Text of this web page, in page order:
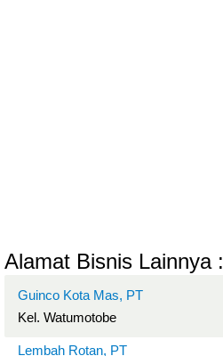
Alamat Bisnis Lainnya :
Guinco Kota Mas, PT
Kel. Watumotobe
Lembah Rotan, PT